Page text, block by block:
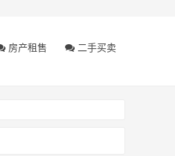
房产租售 二手买卖